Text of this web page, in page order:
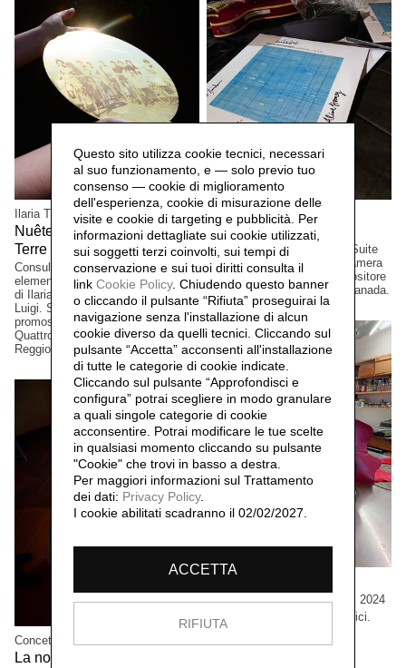
Ilaria Turba
Nuêter – Costellazioni nelle
Terre Matildiche, 2025
Consulenza e realizzazione
elementi installazione. Un progetto
di Ilaria Turba, a cura di Daniele De
Luigi. Sconfinamenti #2 Progetto
promosso dai Comuni di Albinea,
Quattro Castella e Canossa,
Reggio Emilia, Italia.
Mascia Manunza
Camera Chiara, 2025
Edizione a tiratura limitata. Suite
per vinile e CD musicale, Camera
Lucida, del musicista/compositore
David Occhipinti, Toronto, Canada.
Come mostri, ritornano,
2024
Grandi formati, esemplari unici.
Collezione privata, Tokio,
Giappone.
Concetta Modica
La notte di Sant'Anna,
Questo sito utilizza cookie tecnici, necessari
al suo funzionamento, e — solo previo tuo
consenso — cookie di miglioramento
dell'esperienza, cookie di misurazione delle
visite e cookie di targeting e pubblicità. Per
informazioni dettagliate sui cookie utilizzati,
sui soggetti terzi coinvolti, sui tempi di
conservazione e sui tuoi diritti consulta il
link Cookie Policy. Chiudendo questo banner
o cliccando il pulsante “Rifiuta” proseguirai la
navigazione senza l'installazione di alcun
cookie diverso da quelli tecnici. Cliccando sul
pulsante “Accetta” acconsenti all'installazione
di tutte le categorie di cookie indicate.
Cliccando sul pulsante “Approfondisci e
configura” potrai scegliere in modo granulare
a quali singole categorie di cookie
acconsentire. Potrai modificare le tue scelte
in qualsiasi momento cliccando su pulsante
"Cookie" che trovi in basso a destra.
Per maggiori informazioni sul Trattamento
dei dati: Privacy Policy.
I cookie abilitati scadranno il 02/02/2027.
ACCETTA
RIFIUTA